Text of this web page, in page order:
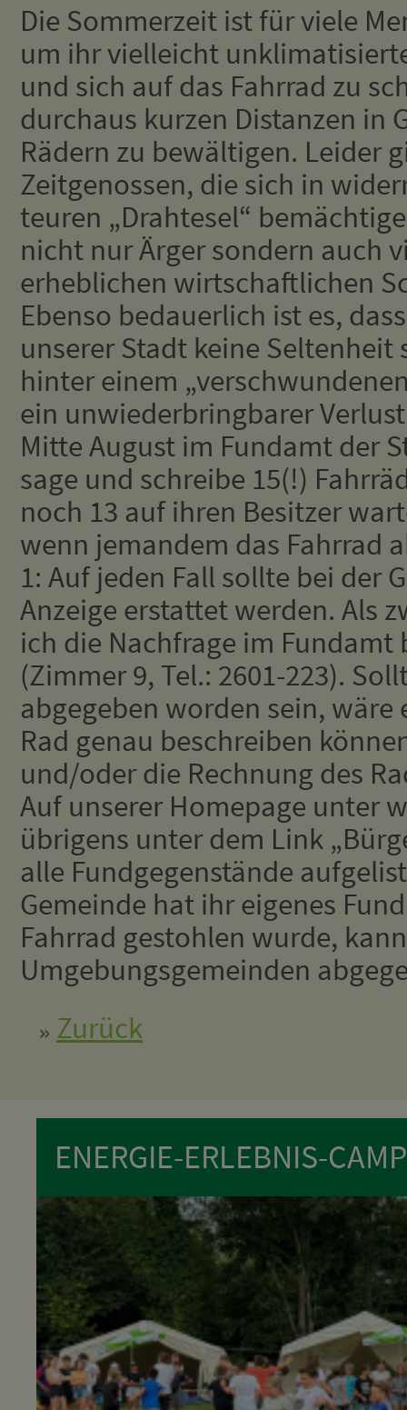
Die Sommerzeit ist für viele
um ihr vielleicht
und sich auf das Fahrrad zu
durchaus kurzen Distanzen in
Rädern zu bewältigen. Leider
Zeitgenossen, die sich in
teuren „Drahtesel“
nicht nur Ärger sondern auch
erheblichen wirtschaftlichen
Ebenso bedauerlich ist es,
unserer Stadt keine
hinter einem
ein unwiederbringbarer
Mitte August im Fundamt der
sage und schreibe 15(!)
noch 13 auf ihren Besitzer
wenn jemandem das Fahrrad
1: Auf jeden Fall sollte bei der
Anzeige erstattet werden. Als
ich die Nachfrage im Fundamt
(Zimmer 9, Tel.: 2601-223).
abgegeben worden sein, wäre
Rad genau beschreiben
und/oder die Rechnung des
Auf unserer Homepage unter
übrigens unter dem Link
alle Fundgegenstände
Gemeinde hat ihr eigenes
Fahrrad gestohlen wurde,
Umgebungsgemeinden
Zurück
ENERGIE-ERLEBNIS-CAMP